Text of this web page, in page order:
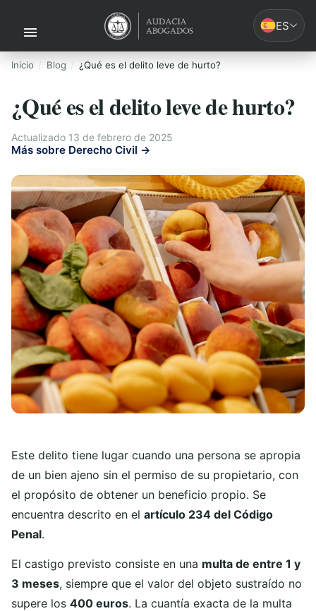
ES
Inicio Blog ¿Qué es el delito leve de hurto?
¿Qué es el delito leve de hurto?
Actualizado 13 de febrero de 2025
Más sobre Derecho Civil →
Este delito tiene lugar cuando una persona se apropia
de un bien ajeno sin el permiso de su propietario, con
el propósito de obtener un beneficio propio. Se
encuentra descrito en el artículo 234 del Código
Penal.
El castigo previsto consiste en una multa de entre 1 y
3 meses, siempre que el valor del objeto sustraído no
supere los 400 euros. La cuantía exacta de la multa